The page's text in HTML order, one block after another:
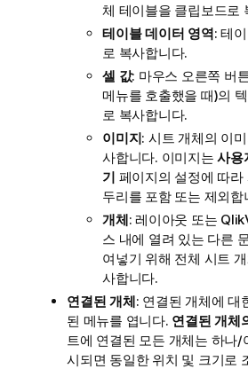
체 테이블을 클립보드로
테이블 데이터 영역: 테
로 복사합니다.
셀 값: 마우스 오른쪽 버
메뉴를 호출했을 때)의
로 복사합니다.
이미지: 시트 개체의 이
사합니다. 이미지는사용
기 페이지의 설정에 따라
두리를 포함 또는 제외합
개체: 레이아웃 또는
스 내에 열려 있는 다른
여넣기 위해 전체 시트
사합니다.
연결된 개체: 연결된 개체에 대
된 메뉴를 엽니다. 연결된 개체
트에 연결된 모든 개체는 하나/
시되면 동일한 위치 및 크기로